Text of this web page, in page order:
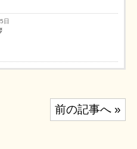
日
前の記事へ »